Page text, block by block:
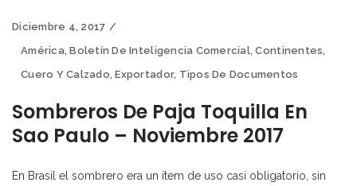
Diciembre 4, 2017
América,Boletín De Inteligencia Comercial,Continentes,
Cuero Y Calzado,Exportador, Tipos De Documentos
Sombreros De Paja Toquilla En
Sao Paulo – Noviembre 2017
En Brasil el sombrero era un ítem de uso casi obligatorio, sin